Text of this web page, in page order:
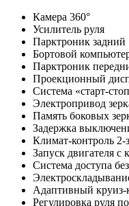
Камера 360°
Усилитель руля
Парктроник задний
Бортовой
Парктроник
Проекционный
Система «старт-
Электропривод
Память боковых
Задержка
Климат-контроль
Запуск двигателя с
Система доступа
Адаптивный круиз-
Регулировка руля